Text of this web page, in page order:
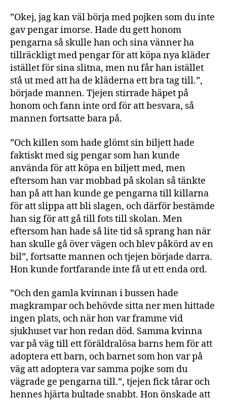
”Okej, jag kan väl börja med pojken som du inte
gav pengar imorse. Hade du gett honom
pengarna så skulle han och sina vänner ha
tillräckligt med pengar för att köpa nya kläder
istället för sina slitna, men nu får han istället
stå ut med att ha de kläderna ett bra tag till.”,
började mannen. Tjejen stirrade häpet på
honom och fann inte ord för att besvara, så
mannen fortsatte bara på.
”Och killen som hade glömt sin biljett hade
faktiskt med sig pengar som han kunde
använda för att köpa en biljett med, men
eftersom han var mobbad på skolan så tänkte
han på att han kunde ge pengarna till killarna
för att slippa att bli slagen, och därför bestämde
han sig för att gå till fots till skolan. Men
eftersom han hade så lite tid så sprang han när
han skulle gå över vägen och blev påkörd av en
bil”, fortsatte mannen och tjejen började darra.
Hon kunde fortfarande inte få ut ett enda ord.
”Och den gamla kvinnan i bussen hade
magkrampar och behövde sitta ner men hittade
ingen plats, och när hon var framme vid
sjukhuset var hon redan död. Samma kvinna
var på väg till ett föräldralösa barns hem för att
adoptera ett barn, och barnet som hon var på
väg att adoptera var samma pojke som du
vägrade ge pengarna till.”, tjejen fick tårar och
hennes hjärta bultade snabbt. Hon önskade att